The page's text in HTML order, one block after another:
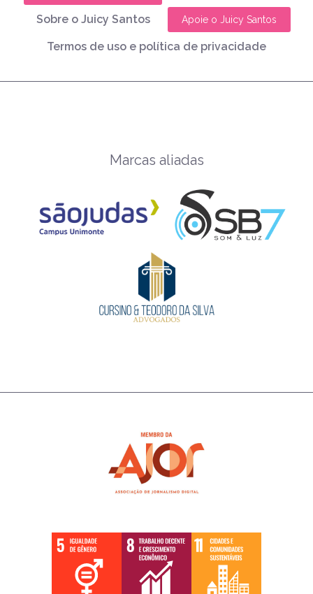
Sobre o Juicy Santos Apoie o Juicy Santos
Termos de uso e política de privacidade
Marcas aliadas